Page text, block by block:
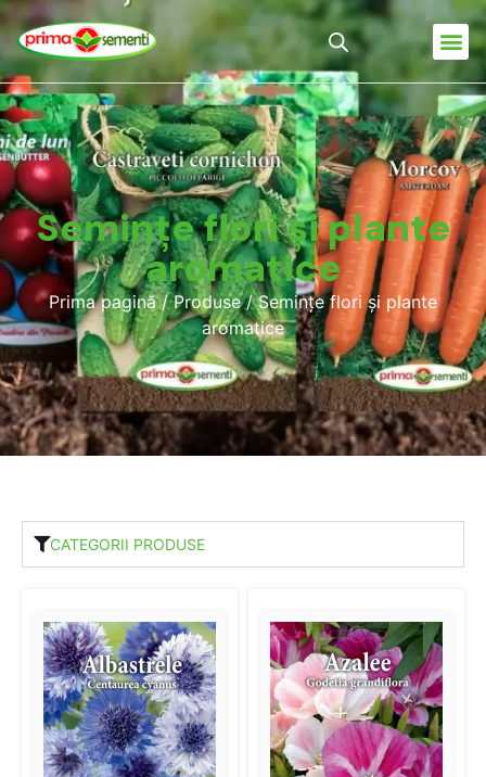
Semințe flori și plante
aromatice
Prima pagină/Produse/ Semințe flori și plante
aromatice
CATEGORII PRODUSE